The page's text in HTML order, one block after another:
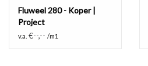
Fluweel 280 - Koper |
Project
v.a. €--,-- /m1